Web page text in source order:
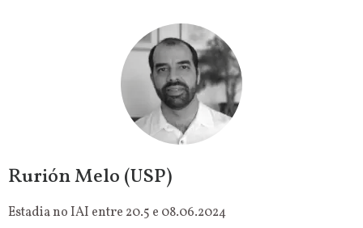
Rurión Melo (USP)
Estadia no IAI entre 20.5 e 08.06.2024